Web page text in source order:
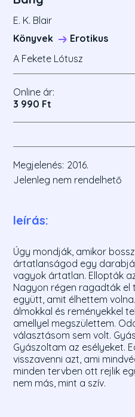
E. K. Blair
Könyvek
Erotikus
A Fekete Lótusz
Online ár:
3 990 Ft
Megjelenés: 2016.
Jelenleg nem rendelhető
leírás:
Úgy mondják, amikor
ártatlanságod egy
vagyok ártatlan. Ellopták
Nagyon régen ragadták el
együtt, amit élhettem
álmokkal és reményekkel
amellyel megszülettem.
választásom sem volt.
Gyászoltam az esélyeket.
visszavenni azt, ami
minden tervben ott rejlik
nem más, mint a szív.